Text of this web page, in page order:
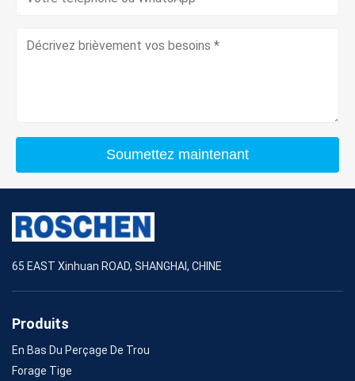
Soumettez maintenant
65 EAST Xinhuan ROAD, SHANGHAI, CHINE
Produits
En Bas Du Perçage De Trou
Forage Tige